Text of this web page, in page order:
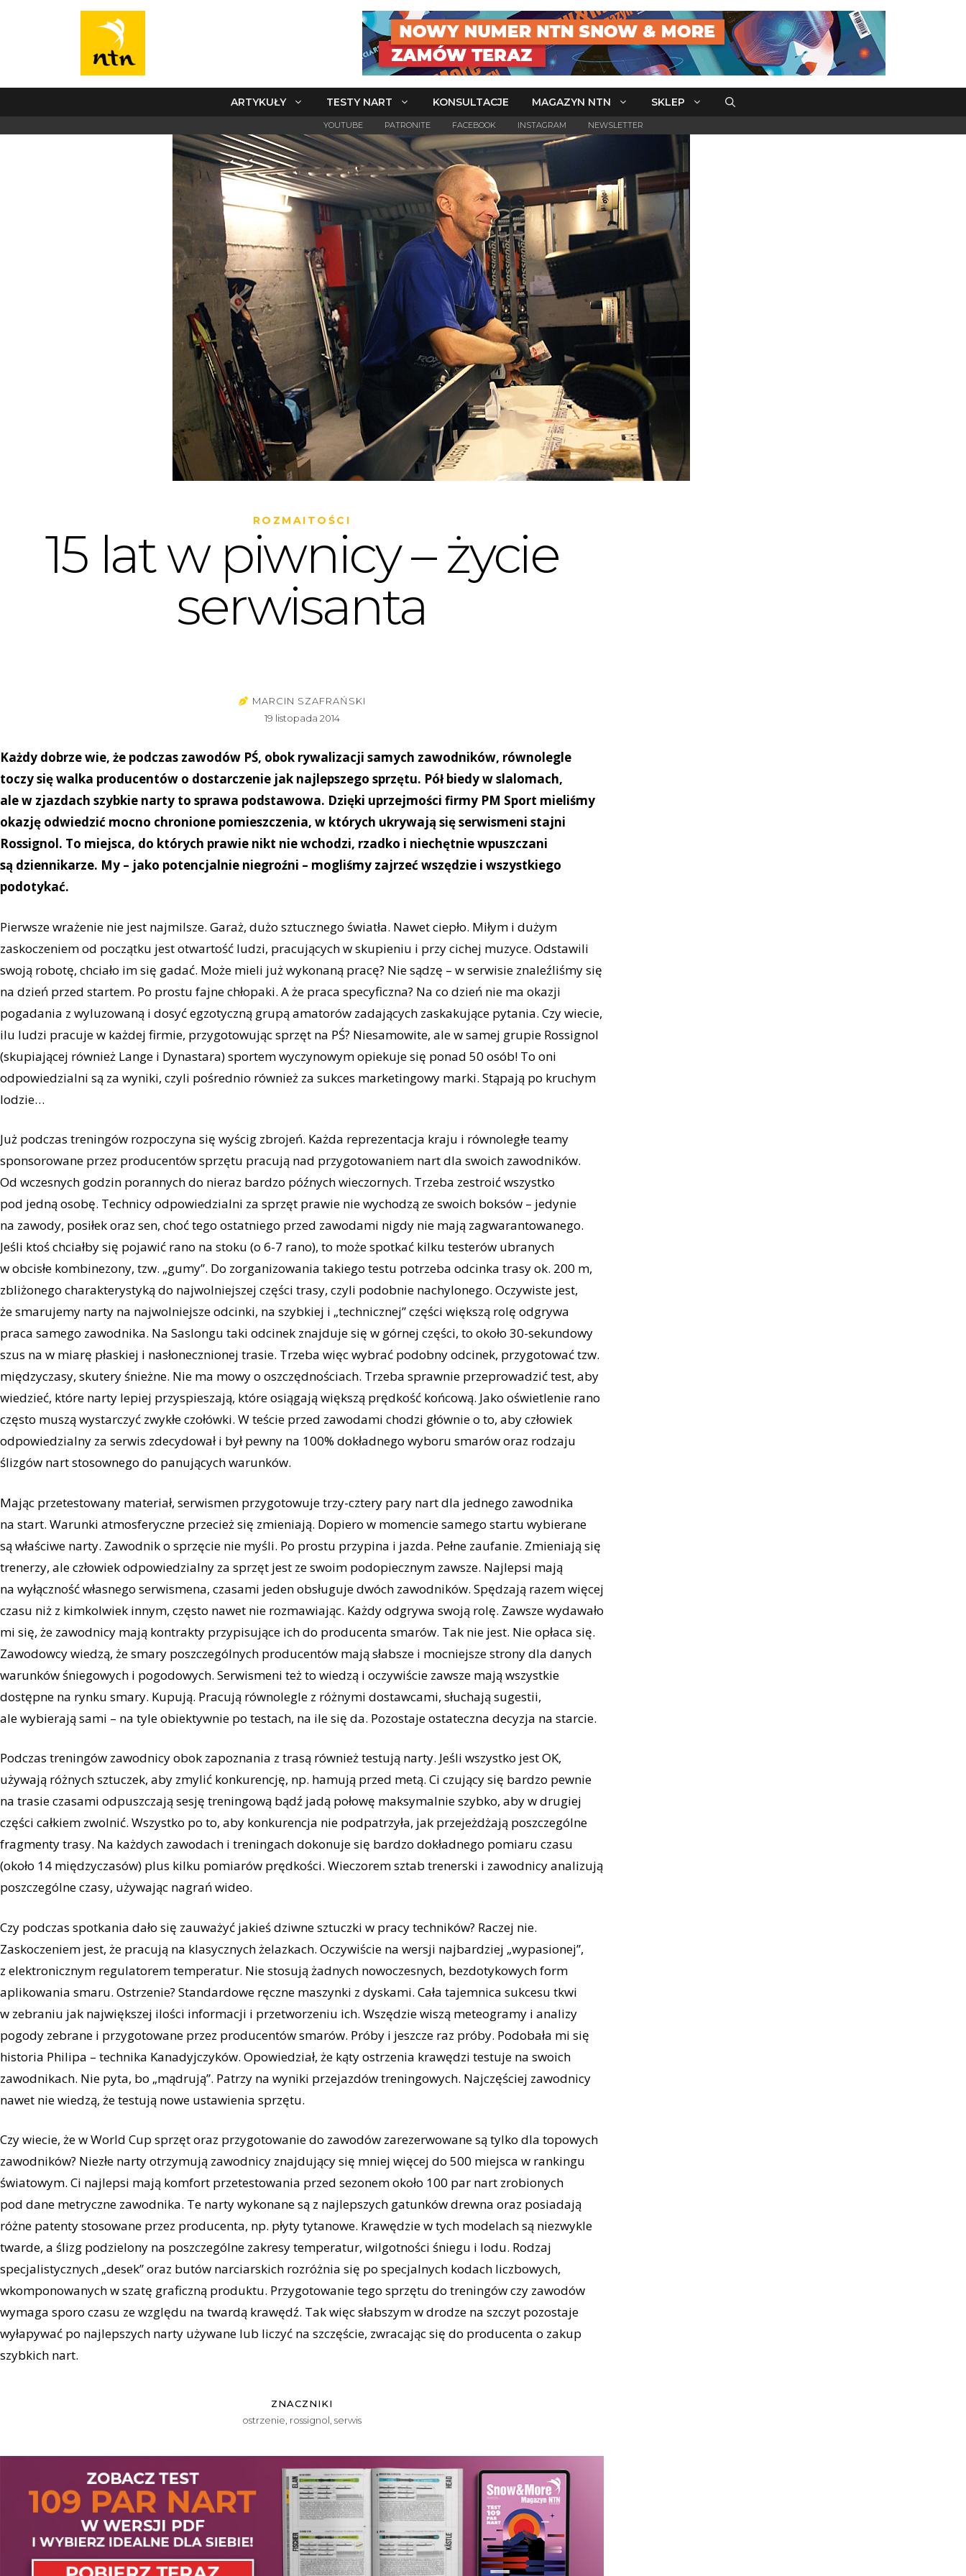
ARTYKUŁY TESTY NART KONSULTACJE MAGAZYN NTN SKLEP
YOUTUBE PATRONITE FACEBOOK INSTAGRAM NEWSLETTER
ROZMAITOŚCI
15 lat w piwnicy – życie
serwisanta
MARCIN SZAFRAŃSKI
19 listopada 2014
Każdy dobrze wie, że podczas zawodów PŚ, obok rywalizacji samych zawodników, równolegle
toczy się walka producentów o dostarczenie jak najlepszego sprzętu. Pół biedy w slalomach,
ale w zjazdach szybkie narty to sprawa podstawowa. Dzięki uprzejmości firmy PM Sport mieliśmy
okazję odwiedzić mocno chronione pomieszczenia, w których ukrywają się serwismeni stajni
Rossignol. To miejsca, do których prawie nikt nie wchodzi, rzadko i niechętnie wpuszczani
są dziennikarze. My – jako potencjalnie niegroźni – mogliśmy zajrzeć wszędzie i wszystkiego
podotykać.
Pierwsze wrażenie nie jest najmilsze. Garaż, dużo sztucznego światła. Nawet ciepło. Miłym i dużym
zaskoczeniem od początku jest otwartość ludzi, pracujących w skupieniu i przy cichej muzyce. Odstawili
swoją robotę, chciało im się gadać. Może mieli już wykonaną pracę? Nie sądzę – w serwisie znaleźliśmy się
na dzień przed startem. Po prostu fajne chłopaki. A że praca specyficzna? Na co dzień nie ma okazji
pogadania z wyluzowaną i dosyć egzotyczną grupą amatorów zadających zaskakujące pytania. Czy wiecie,
ilu ludzi pracuje w każdej firmie, przygotowując sprzęt na PŚ? Niesamowite, ale w samej grupie Rossignol
(skupiającej również Lange i Dynastara) sportem wyczynowym opiekuje się ponad 50 osób! To oni
odpowiedzialni są za wyniki, czyli pośrednio również za sukces marketingowy marki. Stąpają po kruchym
lodzie…
Już podczas treningów rozpoczyna się wyścig zbrojeń. Każda reprezentacja kraju i równoległe teamy
sponsorowane przez producentów sprzętu pracują nad przygotowaniem nart dla swoich zawodników.
Od wczesnych godzin porannych do nieraz bardzo późnych wieczornych. Trzeba zestroić wszystko
pod jedną osobę. Technicy odpowiedzialni za sprzęt prawie nie wychodzą ze swoich boksów – jedynie
na zawody, posiłek oraz sen, choć tego ostatniego przed zawodami nigdy nie mają zagwarantowanego.
Jeśli ktoś chciałby się pojawić rano na stoku (o 6-7 rano), to może spotkać kilku testerów ubranych
w obcisłe kombinezony, tzw. „gumy”. Do zorganizowania takiego testu potrzeba odcinka trasy ok. 200 m,
zbliżonego charakterystyką do najwolniejszej części trasy, czyli podobnie nachylonego. Oczywiste jest,
że smarujemy narty na najwolniejsze odcinki, na szybkiej i „technicznej” części większą rolę odgrywa
praca samego zawodnika. Na Saslongu taki odcinek znajduje się w górnej części, to około 30-sekundowy
szus na w miarę płaskiej i nasłonecznionej trasie. Trzeba więc wybrać podobny odcinek, przygotować tzw.
międzyczasy, skutery śnieżne. Nie ma mowy o oszczędnościach. Trzeba sprawnie przeprowadzić test, aby
wiedzieć, które narty lepiej przyspieszają, które osiągają większą prędkość końcową. Jako oświetlenie rano
często muszą wystarczyć zwykłe czołówki. W teście przed zawodami chodzi głównie o to, aby człowiek
odpowiedzialny za serwis zdecydował i był pewny na 100% dokładnego wyboru smarów oraz rodzaju
ślizgów nart stosownego do panujących warunków.
Mając przetestowany materiał, serwismen przygotowuje trzy-cztery pary nart dla jednego zawodnika
na start. Warunki atmosferyczne przecież się zmieniają. Dopiero w momencie samego startu wybierane
są właściwe narty. Zawodnik o sprzęcie nie myśli. Po prostu przypina i jazda. Pełne zaufanie. Zmieniają się
trenerzy, ale człowiek odpowiedzialny za sprzęt jest ze swoim podopiecznym zawsze. Najlepsi mają
na wyłączność własnego serwismena, czasami jeden obsługuje dwóch zawodników. Spędzają razem więcej
czasu niż z kimkolwiek innym, często nawet nie rozmawiając. Każdy odgrywa swoją rolę. Zawsze wydawało
mi się, że zawodnicy mają kontrakty przypisujące ich do producenta smarów. Tak nie jest. Nie opłaca się.
Zawodowcy wiedzą, że smary poszczególnych producentów mają słabsze i mocniejsze strony dla danych
warunków śniegowych i pogodowych. Serwismeni też to wiedzą i oczywiście zawsze mają wszystkie
dostępne na rynku smary. Kupują. Pracują równolegle z różnymi dostawcami, słuchają sugestii,
ale wybierają sami – na tyle obiektywnie po testach, na ile się da. Pozostaje ostateczna decyzja na starcie.
Podczas treningów zawodnicy obok zapoznania z trasą również testują narty. Jeśli wszystko jest OK,
używają różnych sztuczek, aby zmylić konkurencję, np. hamują przed metą. Ci czujący się bardzo pewnie
na trasie czasami odpuszczają sesję treningową bądź jadą połowę maksymalnie szybko, aby w drugiej
części całkiem zwolnić. Wszystko po to, aby konkurencja nie podpatrzyła, jak przejeżdżają poszczególne
fragmenty trasy. Na każdych zawodach i treningach dokonuje się bardzo dokładnego pomiaru czasu
(około 14 międzyczasów) plus kilku pomiarów prędkości. Wieczorem sztab trenerski i zawodnicy analizują
poszczególne czasy, używając nagrań wideo.
Czy podczas spotkania dało się zauważyć jakieś dziwne sztuczki w pracy techników? Raczej nie.
Zaskoczeniem jest, że pracują na klasycznych żelazkach. Oczywiście na wersji najbardziej „wypasionej”,
z elektronicznym regulatorem temperatur. Nie stosują żadnych nowoczesnych, bezdotykowych form
aplikowania smaru. Ostrzenie? Standardowe ręczne maszynki z dyskami. Cała tajemnica sukcesu tkwi
w zebraniu jak największej ilości informacji i przetworzeniu ich. Wszędzie wiszą meteogramy i analizy
pogody zebrane i przygotowane przez producentów smarów. Próby i jeszcze raz próby. Podobała mi się
historia Philipa – technika Kanadyjczyków. Opowiedział, że kąty ostrzenia krawędzi testuje na swoich
zawodnikach. Nie pyta, bo „mądrują”. Patrzy na wyniki przejazdów treningowych. Najczęściej zawodnicy
nawet nie wiedzą, że testują nowe ustawienia sprzętu.
Czy wiecie, że w World Cup sprzęt oraz przygotowanie do zawodów zarezerwowane są tylko dla topowych
zawodników? Niezłe narty otrzymują zawodnicy znajdujący się mniej więcej do 500 miejsca w rankingu
światowym. Ci najlepsi mają komfort przetestowania przed sezonem około 100 par nart zrobionych
pod dane metryczne zawodnika. Te narty wykonane są z najlepszych gatunków drewna oraz posiadają
różne patenty stosowane przez producenta, np. płyty tytanowe. Krawędzie w tych modelach są niezwykle
twarde, a ślizg podzielony na poszczególne zakresy temperatur, wilgotności śniegu i lodu. Rodzaj
specjalistycznych „desek” oraz butów narciarskich rozróżnia się po specjalnych kodach liczbowych,
wkomponowanych w szatę graficzną produktu. Przygotowanie tego sprzętu do treningów czy zawodów
wymaga sporo czasu ze względu na twardą krawędź. Tak więc słabszym w drodze na szczyt pozostaje
wyłapywać po najlepszych narty używane lub liczyć na szczęście, zwracając się do producenta o zakup
szybkich nart.
ZNACZNIKI
ostrzenie rossignol serwis